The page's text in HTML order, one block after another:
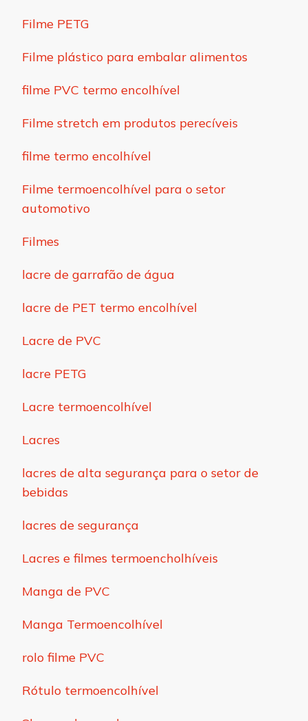
Filme PETG
Filme plástico para embalar alimentos
filme PVC termo encolhível
Filme stretch em produtos perecíveis
filme termo encolhível
Filme termoencolhível para o setor
automotivo
Filmes
lacre de garrafão de água
lacre de PET termo encolhível
Lacre de PVC
lacre PETG
Lacre termoencolhível
Lacres
lacres de alta segurança para o setor de
bebidas
lacres de segurança
Lacres e filmes termoencholhíveis
Manga de PVC
Manga Termoencolhível
rolo filme PVC
Rótulo termoencolhível